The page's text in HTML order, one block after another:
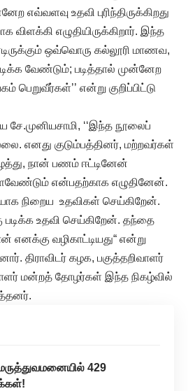
எவ்வளவு உதவி புரிந்திருக்கிறது
எழுதியிருக்கிறார். இந்த
ஒவ்வொரு கல்லூரி மாணவ,
வேண்டும்; படித்தால் முன்னேற
என்று குறிப்பிட்டு
சே.முனியசாமி, ‘‘இந்த நூலைப்
எனது குடும்பத்தினர், மற்றவர்கள்
நான் பணம் ஈட்டினேன்
என்பதற்காக எழுதினேன்.
நிறைய உதவிகள் செய்கிறேன்.
படிக்க உதவி செய்கிறேன். தந்தை
வழிகாட்டியது“ என்று
திராவிடர் கழக, பகுத்தறிவாளர்
மன்றத் தோழர்கள் இந்த நிகழ்வில்
429